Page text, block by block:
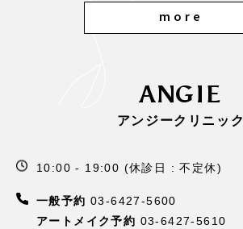
more
ANGIE
アンジークリニック
10:00 - 19:00 (休診日 : 不定休)
一般予約 03-6427-5600
アートメイク予約 03-6427-5610